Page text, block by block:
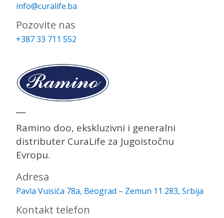
info@curalife.ba
Pozovite nas
+387 33 711 552
Ramino doo, ekskluzivni i generalni
distributer CuraLife za Jugoistočnu
Evropu.
Adresa
Pavla Vuisića 78a, Beograd – Zemun 11 283, Srbija
Kontakt telefon